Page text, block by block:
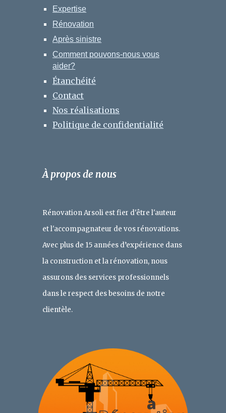
Expertise
Rénovation
Après sinistre
Comment pouvons-nous vous
aider?
Étanchéité
Contact
Nos réalisations
Politique de confidentialité
À propos de nous
Rénovation Arsoli est fier d'être l'auteur
et l'accompagnateur de vos rénovations.
Avec plus de 15 années d’expérience dans
la construction et la rénovation, nous
assurons des services professionnels
dans le respect des besoins de notre
clientèle.